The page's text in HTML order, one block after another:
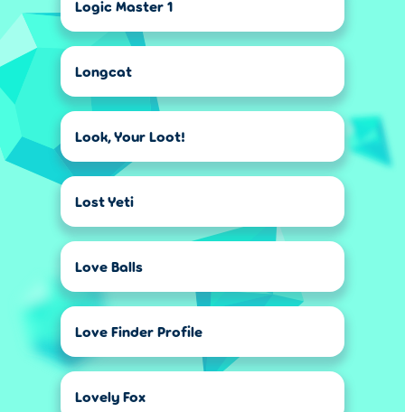
Logic Master 1
Longcat
Look, Your Loot!
Lost Yeti
Love Balls
Love Finder Profile
Lovely Fox